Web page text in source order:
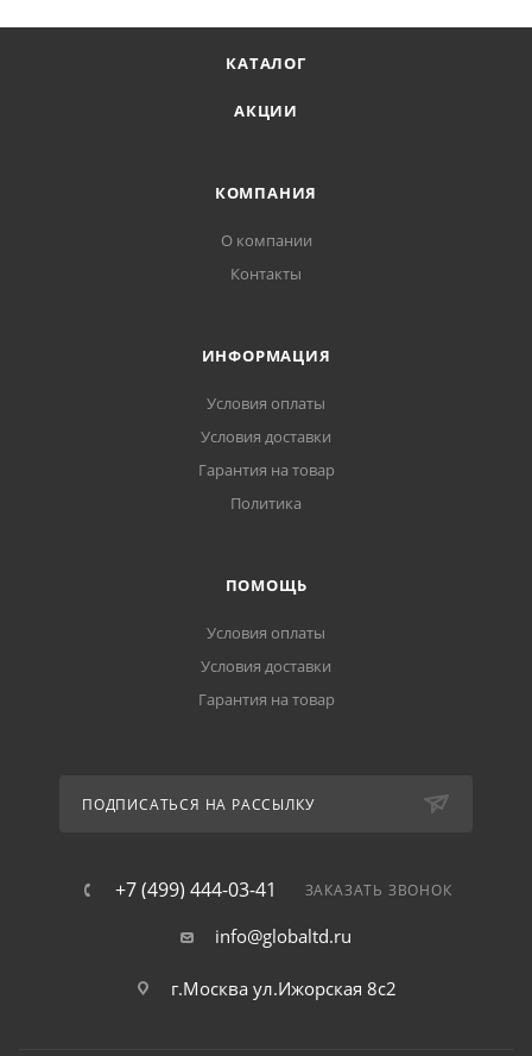
КАТАЛОГ
АКЦИИ
КОМПАНИЯ
О компании
Контакты
ИНФОРМАЦИЯ
Условия оплаты
Условия доставки
Гарантия на товар
Политика
ПОМОЩЬ
Условия оплаты
Условия доставки
Гарантия на товар
ПОДПИСАТЬСЯ НА РАССЫЛКУ
+7 (499) 444-03-41 ЗАКАЗАТЬ ЗВОНОК
info@globaltd.ru
г.Москва ул.Ижорская 8с2